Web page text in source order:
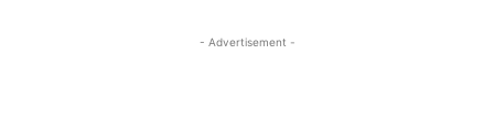
- Advertisement -